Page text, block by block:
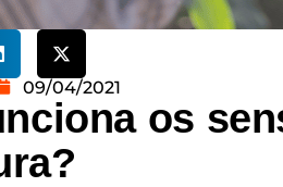
09/04/2021
os